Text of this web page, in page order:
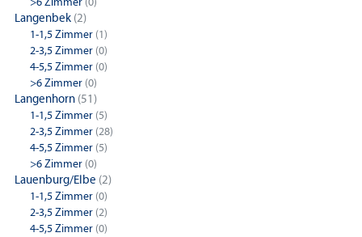
Langenbek (2)
1-1,5 Zimmer (1)
2-3,5 Zimmer (0)
4-5,5 Zimmer (0)
>6 Zimmer (0)
Langenhorn (51)
1-1,5 Zimmer (5)
2-3,5 Zimmer (28)
4-5,5 Zimmer (5)
>6 Zimmer (0)
Lauenburg/Elbe (2)
1-1,5 Zimmer (0)
2-3,5 Zimmer (2)
4-5,5 Zimmer (0)